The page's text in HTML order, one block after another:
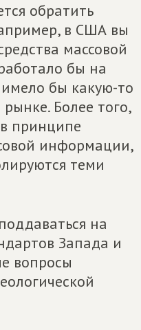
обратить
в США вы
массовой
бы на
бы какую-то
Более того,
принципе
информации,
теми
на
Запада и
вопросы